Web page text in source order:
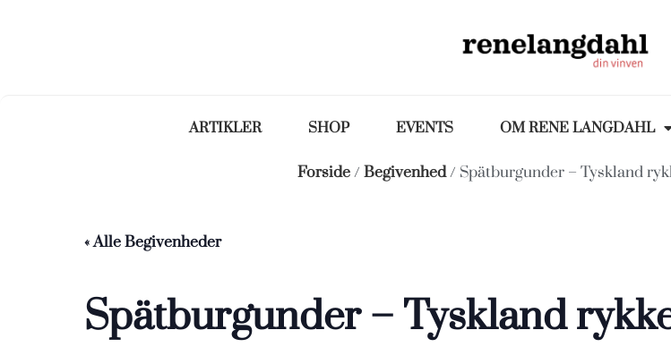
ARTIKLER SHOP EVENTS OM RENE LANGDAHL
Forside/ Begivenhed/ Spätburgunder – Tyskland
« Alle Begivenheder
Spätburgunder – Tyskland